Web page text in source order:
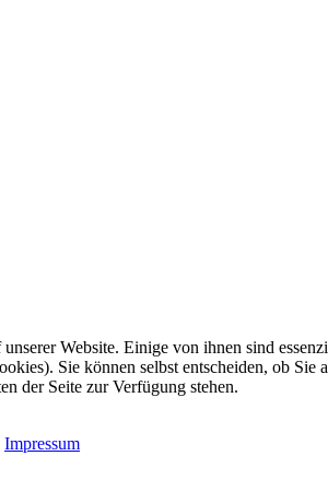
Website. Einige von ihnen sind
Sie können selbst entscheiden, ob
der Seite zur Verfügung stehen.
Impressum